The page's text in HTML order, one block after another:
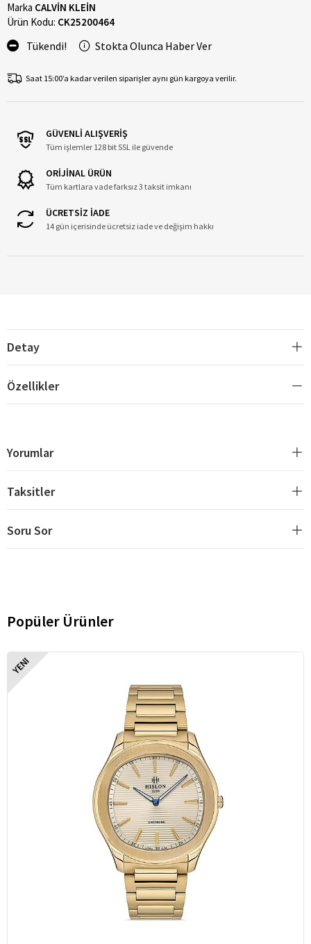
Marka CALVİN KLEİN
Ürün Kodu: CK25200464
Tükendi! Stokta Olunca Haber Ver
Saat 15:00’a kadar verilen siparişler aynı gün kargoya verilir.
GÜVENLİ ALIŞVERİŞ
Tüm işlemler 128 bit SSL ile güvende
ORİJİNAL ÜRÜN
Tüm kartlara vade farksız 3 taksit imkanı
ÜCRETSİZ İADE
14 gün içerisinde ücretsiz iade ve değişim hakkı
Detay
Özellikler
Yorumlar
Taksitler
Soru Sor
Popüler Ürünler
YENI